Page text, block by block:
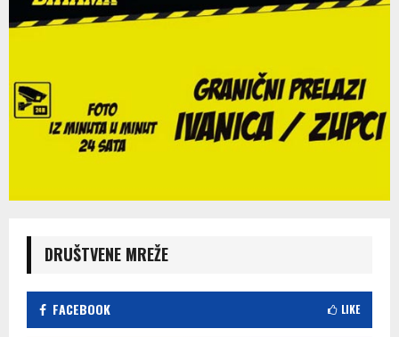
DRUŠTVENE MREŽE
FACEBOOK LIKE